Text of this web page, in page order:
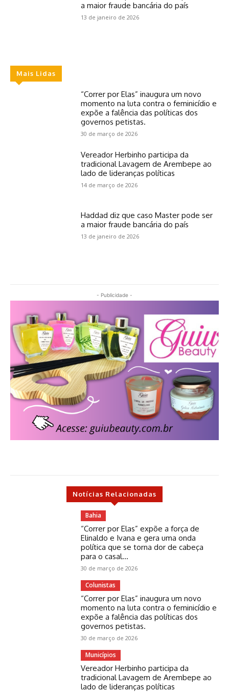
a maior fraude bancária do país
13 de janeiro de 2026
Mais Lidas
“Correr por Elas” inaugura um novo
momento na luta contra o feminicídio e
expõe a falência das políticas dos
governos petistas.
30 de março de 2026
Vereador Herbinho participa da
tradicional Lavagem de Arembepe ao
lado de lideranças políticas
14 de março de 2026
Haddad diz que caso Master pode ser
a maior fraude bancária do país
13 de janeiro de 2026
- Publicidade -
Notícias Relacionadas
Bahia
“Correr por Elas” expõe a força de
Elinaldo e Ivana e gera uma onda
política que se torna dor de cabeça
para o casal...
30 de março de 2026
Colunistas
“Correr por Elas” inaugura um novo
momento na luta contra o feminicídio e
expõe a falência das políticas dos
governos petistas.
30 de março de 2026
Municípios
Vereador Herbinho participa da
tradicional Lavagem de Arembepe ao
lado de lideranças políticas